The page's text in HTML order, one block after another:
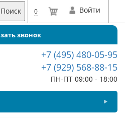
Поиск 0 Войти
звонок
+7 (495) 480-05-95
+7 (929) 568-88-15
ПН-ПТ 09:00 - 18:00